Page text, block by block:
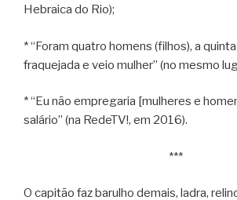
Hebraica do Rio);
* “Foram quatro homens (filhos), a
fraquejada e veio mulher” (no mesmo
* “Eu não empregaria [mulheres e
salário” (na RedeTV!, em 2016).
***
O capitão faz barulho demais, ladra,